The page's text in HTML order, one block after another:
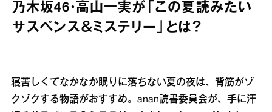
乃木坂46・高山一実が「この夏読みたい
サスペンス＆ミステリー」とは？
寝苦しくてなかなか眠りに落ちない夏の夜は、背筋がゾ
クゾクする物語がおすすめ。anan読書委員会が、手に汗